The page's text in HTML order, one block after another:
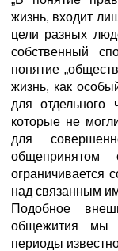
жизнь, входит
цели разных
собственный
понятие
жизнь, как
для отдельного
которые не
для
общепринятом
ограничивается
над связанным
Подобное
общежития мы
периоды